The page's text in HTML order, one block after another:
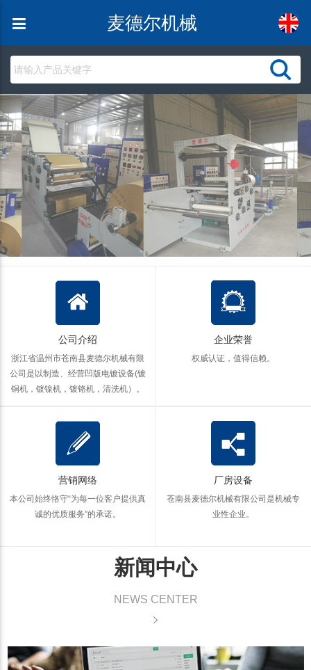
麦德尔机械
公司介绍
浙江省温州市苍南县麦德尔机械有限
公司是以制造、经营凹版电镀设备(镀
铜机，镀镍机，镀铬机，清洗机）。
企业荣誉
权威认证，值得信赖。
营销网络
本公司始终恪守“为每一位客户提供真
诚的优质服务”的承诺。
厂房设备
苍南县麦德尔机械有限公司是机械专
业性企业。
新闻中心
NEWS CENTER